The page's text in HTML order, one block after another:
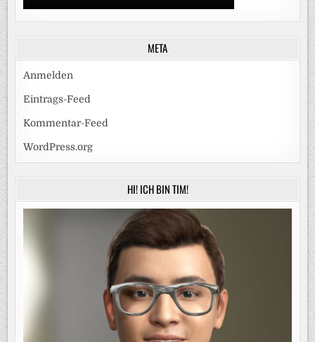
META
Anmelden
Eintrags-Feed
Kommentar-Feed
WordPress.org
HI! ICH BIN TIM!